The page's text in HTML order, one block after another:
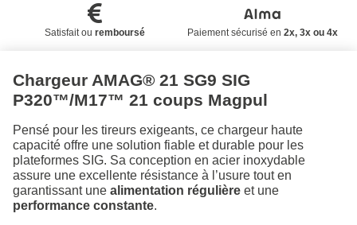
Satisfait ou remboursé Paiement sécurisé en 2x, 3x ou 4x
Chargeur AMAG® 21 SG9 SIG
P320™/M17™ 21 coups Magpul
Pensé pour les tireurs exigeants, ce chargeur haute
capacité offre une solution fiable et durable pour les
plateformes SIG. Sa conception en acier inoxydable
assure une excellente résistance à l’usure tout en
garantissant une alimentation régulière et une
performance constante.